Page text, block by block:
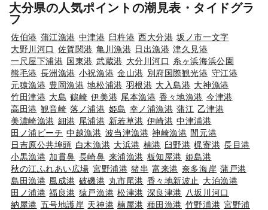
大分県の人気ポイントの潮見表・タイドグラ
フ
佐伯港 蒲江漁港 中津港 臼杵港 西大分港 坂ノ市一文字
大野川河口 佐賀関港 亀川漁港 日出漁港 津久見港
一尺屋下浦港 国東港 武蔵港 大分川河口 糸ヶ浜海浜公園
熊毛港 長洲漁港 小祝漁港 金山港 別府国際観光港 守江港
元猿漁港 豊岡漁港 地松浦港 羽根港 大入島港 大神漁港
竹田津港 大島 鶴崎 伊美港 尾本漁港 香々地漁港 今津港
高田港 観音崎 落ノ浦港 姫島 幸ノ浦漁港 蒲江 乙津港
美濃崎漁港 細港 尾浦港 新若草港 伊崎港 中津浦港
田ノ浦ビーチ 中越漁港 波当津漁港 神崎漁港 間元港
日吉原公共埠頭 白木漁港 大浜港 楠港 臼野港 梶寄港 長目港
小黒漁港 加貫鼻 長崎鼻 来浦漁港 板知屋港 姫島港
秋の江ふれあい広場 宮野浦港 猪串 富来港 奈多海岸 蒲戸港
島田漁港 風成港 破磯港 丸市尾港 香々地新波止
大泊漁港
田ノ浦港 福良港 猿戸漁港 松津港 深良津港 八坂川河口
納屋港 五号地護岸 天神港 楠屋港 種田漁港 竹野浦港 宮野浦